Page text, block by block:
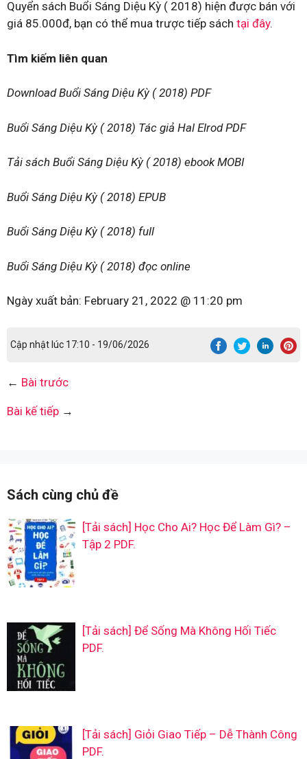
Quyển sách Buổi Sáng Diệu Kỳ ( 2018) hiện được bán với
giá 85.000đ, bạn có thể mua trược tiếp sách tại đây.
Tìm kiếm liên quan
Download Buổi Sáng Diệu Kỳ ( 2018) PDF
Buổi Sáng Diệu Kỳ ( 2018) Tác giả Hal Elrod PDF
Tải sách Buổi Sáng Diệu Kỳ ( 2018) ebook MOBI
Buổi Sáng Diệu Kỳ ( 2018) EPUB
Buổi Sáng Diệu Kỳ ( 2018) full
Buổi Sáng Diệu Kỳ ( 2018) đọc online
Ngày xuất bản: February 21, 2022 @ 11:20 pm
Cập nhật lúc 17:10 - 19/06/2026
← Bài trước
Bài kế tiếp →
Sách cùng chủ đề
[Tải sách] Học Cho Ai? Học Để Làm Gì? –
Tập 2 PDF.
[Tải sách] Để Sống Mà Không Hối Tiếc
PDF.
[Tải sách] Giỏi Giao Tiếp – Dễ Thành Công
PDF.